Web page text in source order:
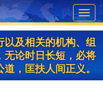
以及相关的机构、组
无论时日长短，必将
，匡扶人间正义。